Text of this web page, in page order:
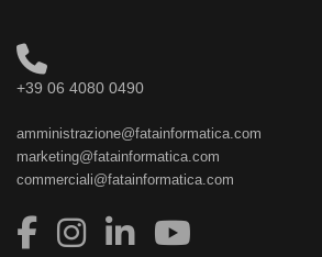
+39 06 4080 0490
amministrazione@fatainformatica.com
marketing@fatainformatica.com
commerciali@fatainformatica.com